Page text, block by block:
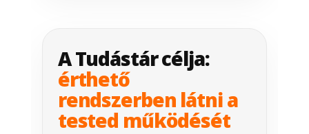
A Tudástár célja:
érthető
rendszerben látni a
tested működését